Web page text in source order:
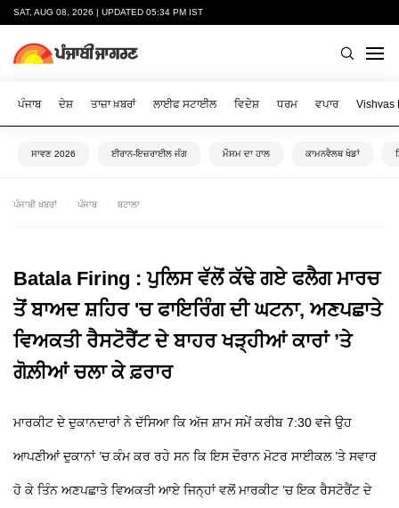
SAT, AUG 08, 2026 | UPDATED 05:34 PM IST
ਪੰਜਾਬ ਦੇਸ਼ ਤਾਜ਼ਾ ਖ਼ਬਰਾਂ ਲਾਈਫ ਸਟਾਈਲ ਵਿਦੇਸ਼ ਧਰਮ ਵਪਾਰ Vishvas
ਸਾਵਣ 2026 ਈਰਾਨ-ਇਜ਼ਰਾਈਲ ਜੰਗ ਮੌਸਮ ਦਾ ਹਾਲ ਕਾਮਨਵੈਲਥ ਖੇਡਾਂ
ਪੰਜਾਬੀ ਖ਼ਬਰਾਂ ਪੰਜਾਬ ਬਟਾਲਾ
Batala Firing : ਪੁਲਿਸ ਵੱਲੋਂ ਕੱਢੇ ਗਏ ਫਲੈਗ ਮਾਰਚ
ਤੋਂ ਬਾਅਦ ਸ਼ਹਿਰ 'ਚ ਫਾਇਰਿੰਗ ਦੀ ਘਟਨਾ, ਅਣਪਛਾਤੇ
ਵਿਅਕਤੀ ਰੈਸਟੋਰੈਂਟ ਦੇ ਬਾਹਰ ਖੜ੍ਹੀਆਂ ਕਾਰਾਂ ’ਤੇ
ਗੋਲ਼ੀਆਂ ਚਲਾ ਕੇ ਫ਼ਰਾਰ
ਮਾਰਕੀਟ ਦੇ ਦੁਕਾਨਦਾਰਾਂ ਨੇ ਦੱਸਿਆ ਕਿ ਅੱਜ ਸ਼ਾਮ ਸਮੇਂ ਕਰੀਬ 7:30 ਵਜੇ ਉਹ
ਆਪਣੀਆਂ ਦੁਕਾਨਾਂ ’ਚ ਕੰਮ ਕਰ ਰਹੇ ਸਨ ਕਿ ਇਸ ਦੌਰਾਨ ਮੋਟਰ ਸਾਈਕਲ ’ਤੇ ਸਵਾਰ
ਹੋ ਕੇ ਤਿੰਨ ਅਣਪਛਾਤੇ ਵਿਅਕਤੀ ਆਏ ਜਿਨ੍ਹਾਂ ਵਲੋਂ ਮਾਰਕੀਟ ’ਚ ਇਕ ਰੈਸਟੋਰੈਂਟ ਦੇ